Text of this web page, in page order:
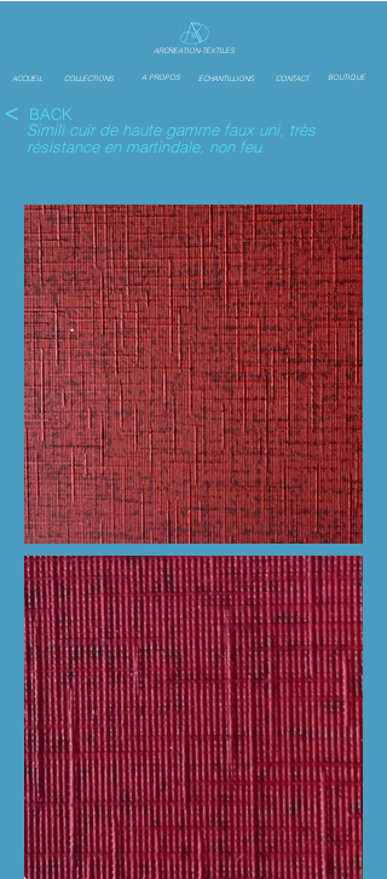
ARCREATION-TEXTILES
ACCUEIL COLLECTIONS A PROPOS ÉCHANTILLIONS CONTACT BOUTIQUE
<
BACK
Simili cuir de haute gamme faux uni, très
résistance en martindale, non feu.